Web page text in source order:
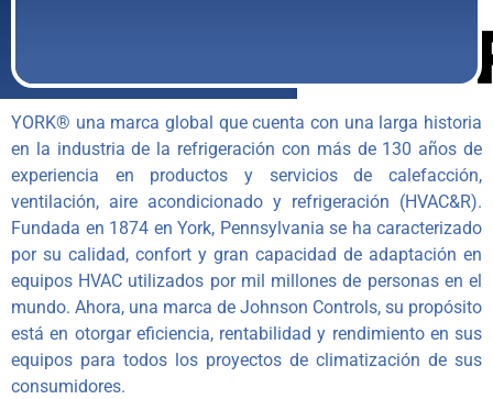
YORK® una marca global que cuenta con una larga historia
en la industria de la refrigeración con más de 130 años de
experiencia en productos y servicios de calefacción,
ventilación, aire acondicionado y refrigeración (HVAC&R).
Fundada en 1874 en York, Pennsylvania se ha caracterizado
por su calidad, confort y gran capacidad de adaptación en
equipos HVAC utilizados por mil millones de personas en el
mundo. Ahora, una marca de Johnson Controls, su propósito
está en otorgar eficiencia, rentabilidad y rendimiento en sus
equipos para todos los proyectos de climatización de sus
consumidores.